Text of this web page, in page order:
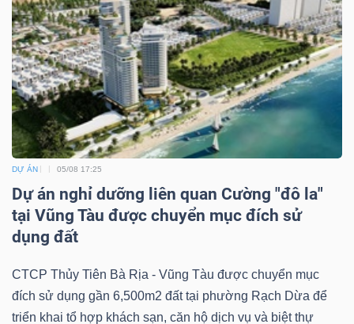
DỰ ÁN 05/08 17:25
Dự án nghỉ dưỡng liên quan Cường "đô la"
tại Vũng Tàu được chuyển mục đích sử
dụng đất
CTCP Thủy Tiên Bà Rịa - Vũng Tàu được chuyển mục
đích sử dụng gần 6,500m2 đất tại phường Rạch Dừa để
triển khai tổ hợp khách sạn, căn hộ dịch vụ và biệt thự